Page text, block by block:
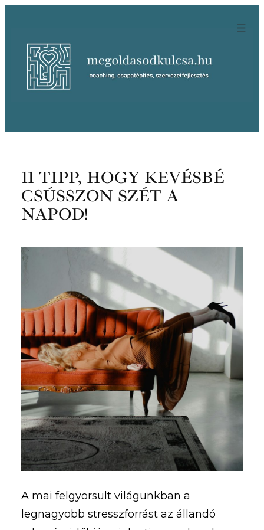
tartalomhoz
11 TIPP, HOGY KEVÉSBÉ
CSÚSSZON SZÉT A
NAPOD!
A mai felgyorsult világunkban a
legnagyobb stresszforrást az állandó